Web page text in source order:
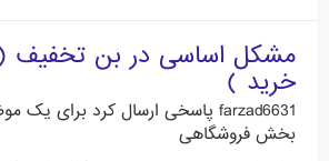
مشکل اساسی در بن تخفیف (
خريد )
farzad6631 پاسخی ارسال کرد برای یک
بخش فروشگاهی